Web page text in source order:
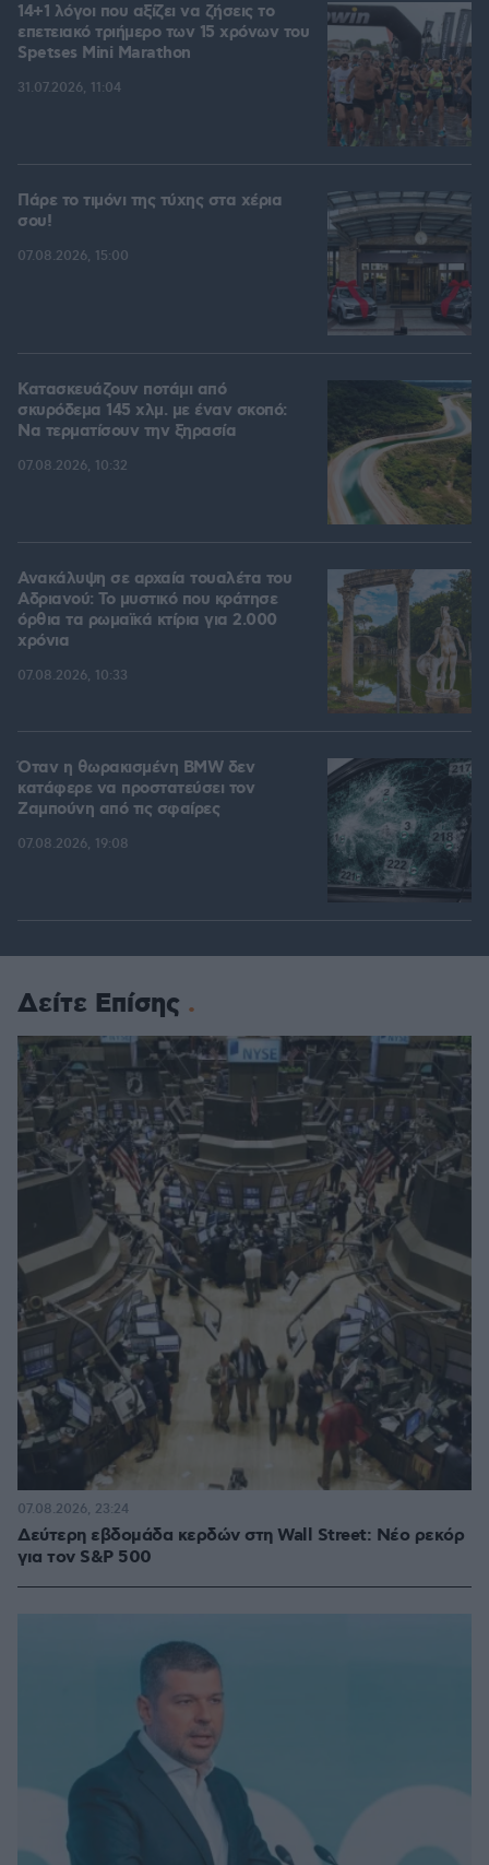
14+1 λόγοι που αξίζει να ζήσεις το
επετειακό τριήμερο των 15 χρόνων του
Spetses Mini Marathon
31.07.2026, 11:04
Πάρε το τιμόνι της τύχης στα χέρια
σου!
07.08.2026, 15:00
Κατασκευάζουν ποτάμι από
σκυρόδεμα 145 χλμ. με έναν σκοπό:
Να τερματίσουν την ξηρασία
07.08.2026, 10:32
Ανακάλυψη σε αρχαία τουαλέτα του
Αδριανού: Το μυστικό που κράτησε
όρθια τα ρωμαϊκά κτίρια για 2.000
χρόνια
07.08.2026, 10:33
Όταν η θωρακισμένη BMW δεν
κατάφερε να προστατεύσει τον
Ζαμπούνη από τις σφαίρες
07.08.2026, 19:08
Δείτε Επίσης
Δεύτερη εβδομάδα κερδών στη Wall Street: Νέο ρεκόρ
για τον S&P 500
07.08.2026, 23:24